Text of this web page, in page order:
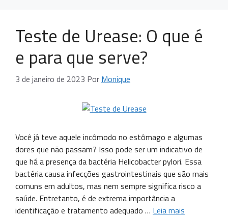
Teste de Urease: O que é
e para que serve?
3 de janeiro de 2023 Por Monique
Você já teve aquele incômodo no estômago e algumas
dores que não passam? Isso pode ser um indicativo de
que há a presença da bactéria Helicobacter pylori. Essa
bactéria causa infecções gastrointestinais que são mais
comuns em adultos, mas nem sempre significa risco a
saúde. Entretanto, é de extrema importância a
identificação e tratamento adequado … Leia mais